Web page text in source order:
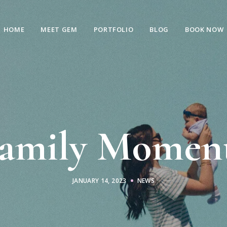
HOME MEET GEM PORTFOLIO BLOG BOOK NOW
JANUARY 14, 2023 NEWS